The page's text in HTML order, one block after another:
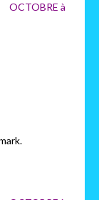
OCTOBRE à